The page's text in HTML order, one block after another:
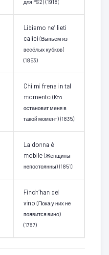
для PS2) (1918)
Libiamo ne’ lieti
calici (Выпьем из
весёлых кубков)
(1853)
Chi mi frena in tal
momento (Кто
остановит меня в
такой момент) (1835)
La donna è
mobile (Женщины
непостоянны) (1851)
Finch’han del
vino (Пока у них не
появится вино)
(1787)